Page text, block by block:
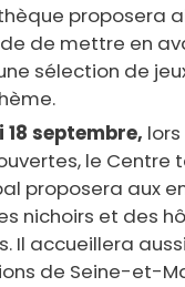
proposera
de mettre en
sélection de
18 septembre, lors
le Centre
proposera aux
nichoirs et des
Il accueillera
de Seine-et-